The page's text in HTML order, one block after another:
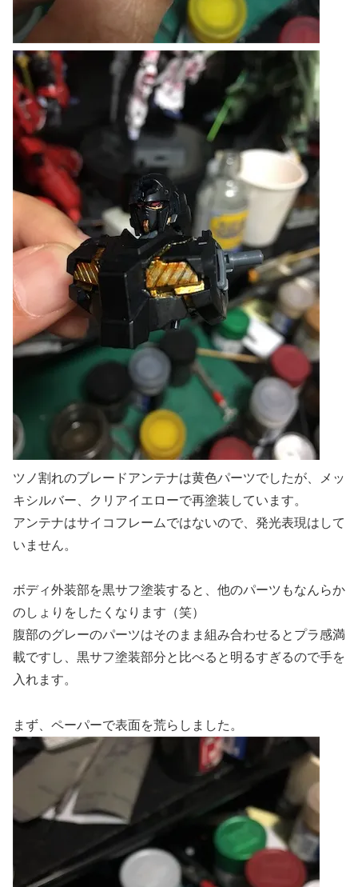
ツノ割れのブレードアンテナは黄色パーツでしたが、メッ
キシルバー、クリアイエローで再塗装しています。
アンテナはサイコフレームではないので、発光表現はして
いません。
ボディ外装部を黒サフ塗装すると、他のパーツもなんらか
のしょりをしたくなります（笑）
腹部のグレーのパーツはそのまま組み合わせるとプラ感満
載ですし、黒サフ塗装部分と比べると明るすぎるので手を
入れます。
まず、ペーパーで表面を荒らしました。